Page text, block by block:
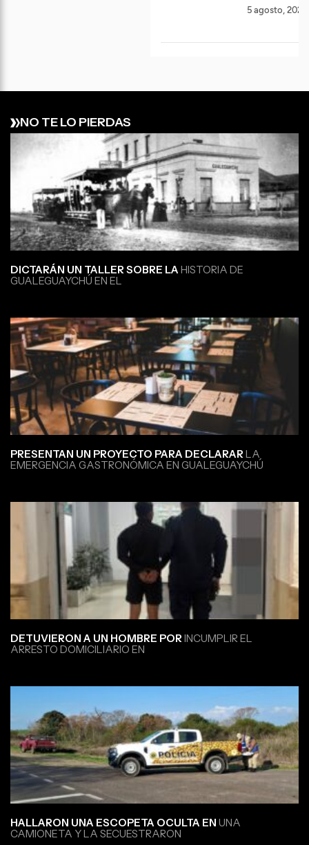
5 agosto, 2026
NO TE LO PIERDAS
DICTARÁN UN TALLER SOBRE LA HISTORIA DE
GUALEGUAYCHÚ EN EL
PRESENTAN UN PROYECTO PARA DECLARARLA
EMERGENCIA GASTRONÓMICA EN GUALEGUAYCHÚ
DETUVIERON A UN HOMBRE PORINCUMPLIR EL
ARRESTO DOMICILIARIO EN
HALLARON UNA ESCOPETA OCULTA EN UNA
CAMIONETA Y LA SECUESTRARON